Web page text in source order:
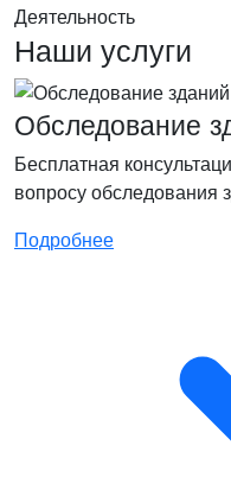
Деятельность
Наши услуги
Обследование
Бесплатная
вопросу обследования
Подробнее